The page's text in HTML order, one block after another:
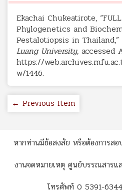
Ekachai Chukeatirote, “FULL
Phylogenetics and
Pestalotiopsis in Thailand,”
Luang University, accessed
https://
w/1446.
← Previous Item
หากท่านมีข้อสงสัย หรือต้องการสอ
งานจดหมายเหตุ ศูนย์บรรณสารแ
โทรศัพท์ 0 5391-